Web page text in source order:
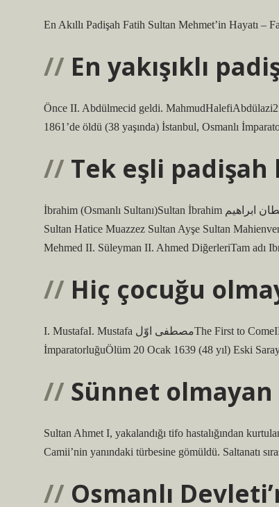
En Akıllı Padişah Fatih Sultan Mehmet’in Hayatı –
En yakışıklı
Önce II. Abdülmecid geldi.
1861’de öldü (38 yaşında) İstanbul, Osmanlı
Tek eşli
İbrahim (Osmanlı Sultanı)Sultan İbrahim سلطان ابراهيمCenaze Ayasofya, İstanbulEş(ler)Hatice Turhan Sultan Saliha Dilaşub
Sultan Hatice Muazzez Sultan Ayşe Sultan
Mehmed II. Süleyman II. Ahmed DiğerleriTam adı
Hiç çocuğu
I. MustafaI. Mustafa مصطفى اوّلThe First to ComeII. OsmanThe Next IV. MuradDoğum1591 Topkapı Sarayı, İstanbul, Osmanlı
İmparatorluğuÖlüm 20 Ocak 1639 (48 yıl) Eski
Sünnet
Sultan Ahmet I, yakalandığı tifo hastalığından
Camii’nin yanındaki türbesine gömüldü. Saltanatı
Osmanlı